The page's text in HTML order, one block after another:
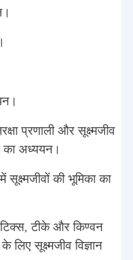
प्रणाली और सूक्ष्मजीव
का अध्ययन।
सूक्ष्मजीवों की भूमिका का
टीके और किण्वन
लिए सूक्ष्मजीव विज्ञान